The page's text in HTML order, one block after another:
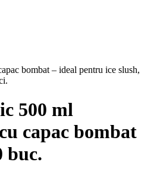
500 ml
capac bombat
buc.